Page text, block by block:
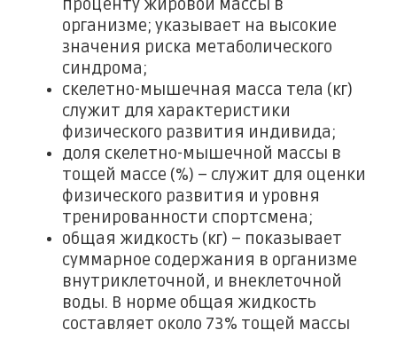
проценту жировой массы в
организме; указывает на высокие
значения риска метаболического
синдрома;
скелетно-мышечная масса тела (кг)
служит для характеристики
физического развития индивида;
доля скелетно-мышечной массы в
тощей массе (%) – служит для оценки
физического развития и уровня
тренированности спортсмена;
общая жидкость (кг) – показывает
суммарное содержания в организме
внутриклеточной, и внеклеточной
воды. В норме общая жидкость
составляет около 73% тощей массы